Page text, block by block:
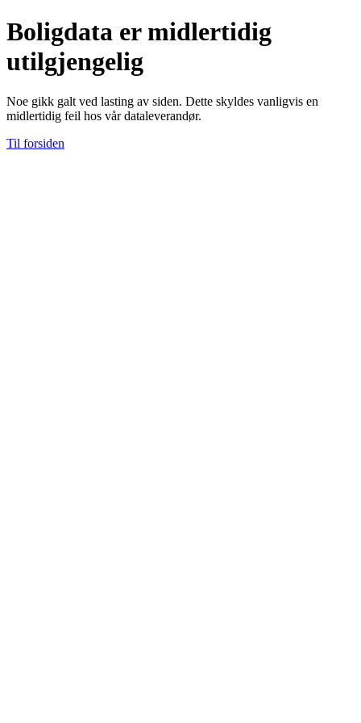
Boligdata er midlertidig
utilgjengelig
Noe gikk galt ved lasting av siden. Dette skyldes vanligvis en
midlertidig feil hos vår dataleverandør.
Til forsiden